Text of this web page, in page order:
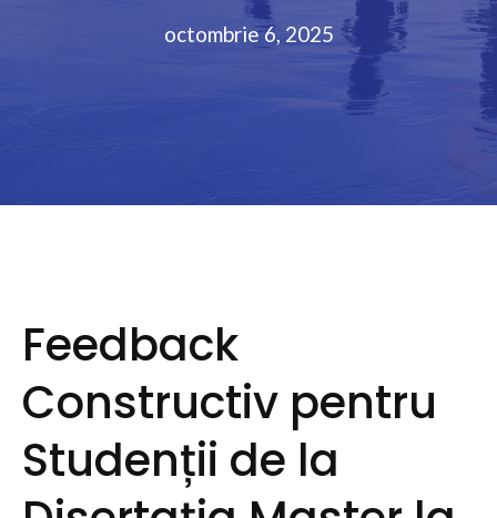
octombrie 6, 2025
Feedback
Constructiv pentru
Studenții de la